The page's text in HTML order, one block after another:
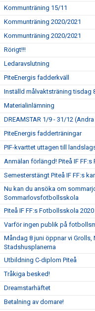
Kommunträning 15/11
Kommunträning 2020/2021
Kommunträning 2020/2021
Rörigt!!!
Ledaravslutning
PiteEnergis fadderkväll
Inställd målvaktsträning tisdag
Materialinlämning
DREAMSTAR 1/9 - 31/12
PiteEnergis fadderträningar
PIF-kvarttet uttagen till
Anmälan förlängd! Piteå IF
Semesterstängt Piteå IF FF:s
Nu kan du ansöka om
Sommarlovsfotbollsskola
Piteå IF FF:s Fotbollsskola 2020
Varför ingen publik på
Måndag 8 juni öppnar vi Grolls,
Stadshusplanerna
Utbildning C-diplom Piteå
Tråkiga besked!
Dreamstarhäftet
Betalning av domare!